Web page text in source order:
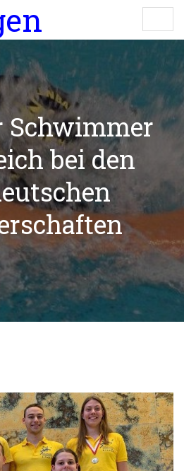
Schwimmer
bei den